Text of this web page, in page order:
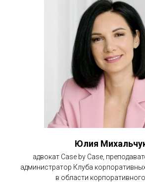
Юлия
адвокат Case by Case,
администратор Клуба
в области